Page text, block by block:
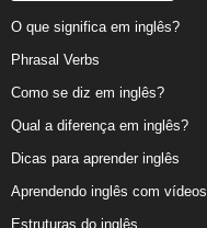
O que significa em inglês?
Phrasal Verbs
Como se diz em inglês?
Qual a diferença em inglês?
Dicas para aprender inglês
Aprendendo inglês com vídeos
Estruturas do inglês